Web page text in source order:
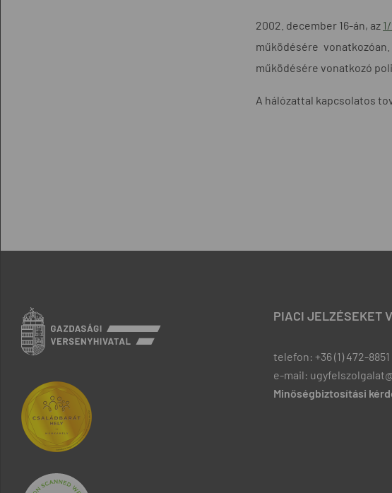
2002. december 16-án, az
működésére
működésére vonatkozó
A hálózattal kapcsolatos
PIACI JELZÉSEKET
telefon: +36 (1) 472-8851
e-mail:
Minőségbiztosítási